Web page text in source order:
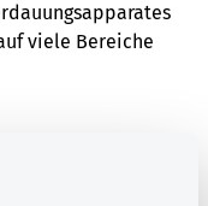
viele Bereiche